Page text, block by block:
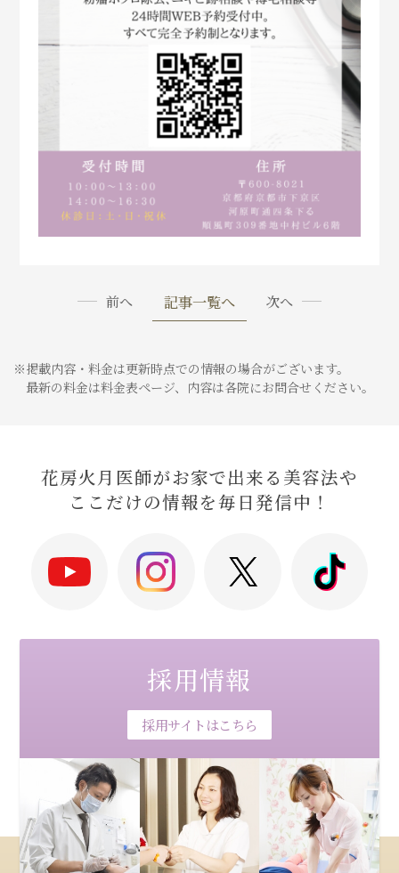
前へ 記事一覧へ 次へ
※掲載内容・料金は更新時点での情報の場合がございます。
最新の料金は料金表ページ、内容は各院にお問合せください。
花房火月医師がお家で出来る美容法や
ここだけの情報を毎日発信中！
採用情報
採用サイトはこちら